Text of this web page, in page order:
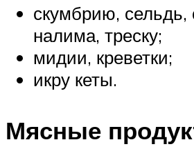
скумбрию, сельдь,
налима, треску;
мидии, креветки;
икру кеты.
Мясные